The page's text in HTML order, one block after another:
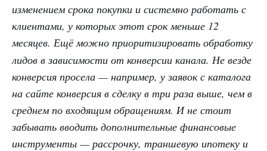
изменением срока покупки и системно работать с
клиентами, у которых этот срок меньше 12
месяцев. Ещё можно приоритизировать обработку
лидов в зависимости от конверсии канала. Не везде
конверсия просела — например, у заявок с каталога
на сайте конверсия в сделку в три раза выше, чем в
среднем по входящим обращениям. И не стоит
забывать вводить дополнительные финансовые
инструменты — рассрочку, траншевую ипотеку и